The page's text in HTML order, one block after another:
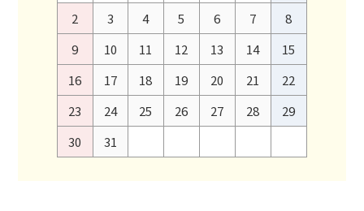
2
3 4 5 6 7
8
9
10 11 12 13 14
15
16
17 18 19 20 21
22
23
24 25 26 27 28
29
30
31